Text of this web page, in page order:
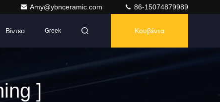
Amy@ybnceramic.com 86-15074879989
Βίντεο Greek Κουβέντα
]